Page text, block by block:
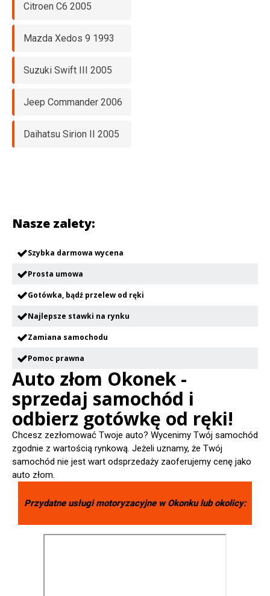
Citroen C6 2005
Mazda Xedos 9 1993
Suzuki Swift III 2005
Jeep Commander 2006
Daihatsu Sirion II 2005
Nasze zalety:
Szybka darmowa wycena
Prosta umowa
Gotówka, bądź przelew od ręki
Najlepsze stawki na rynku
Zamiana samochodu
Pomoc prawna
Auto złom Okonek -
sprzedaj samochód i
odbierz gotówkę od ręki!
Chcesz zezłomować Twoje auto? Wycenimy Twój samochód
zgodnie z wartością rynkową. Jeżeli uznamy, że Twój
samochód nie jest wart odsprzedaży zaoferujemy cenę jako
auto złom.
Przydatne usługi motoryzacyjne wOkonkulub okolicy: